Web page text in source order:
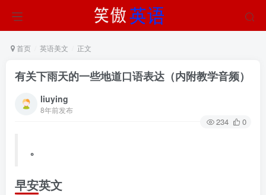
首页 英语美文 正文
有关下雨天的一些地道口语表达（内附教学音频）
liuying
8年前发布
234 0
。
早安英文